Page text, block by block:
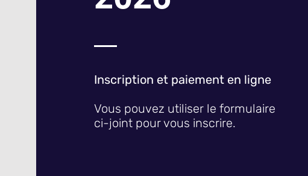
Inscription et paiement en ligne
Vous pouvez utiliser le formulaire
ci-joint pour vous inscrire.